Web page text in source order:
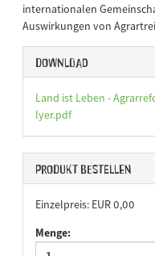
internationalen
Auswirkungen von
Download
Land ist Leben -
lyer.pdf
Produkt bestellen
Einzelpreis: EUR 0,00
Menge: